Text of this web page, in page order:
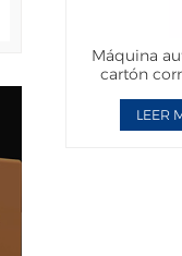
Máquina
cartón
LEER